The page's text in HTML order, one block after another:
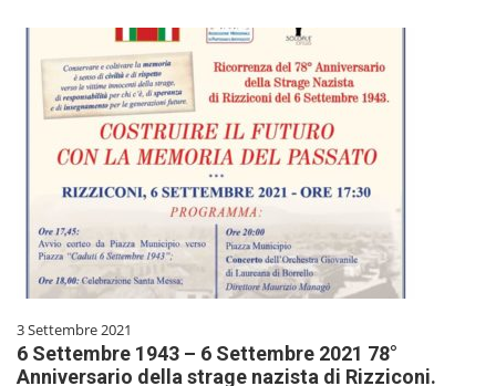
3 Settembre 2021
6 Settembre 1943 – 6 Settembre 2021 78°
Anniversario della strage nazista di Rizziconi.